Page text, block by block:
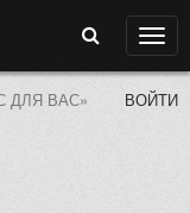
Поиск
ДЛЯ ВАС» ВОЙТИ